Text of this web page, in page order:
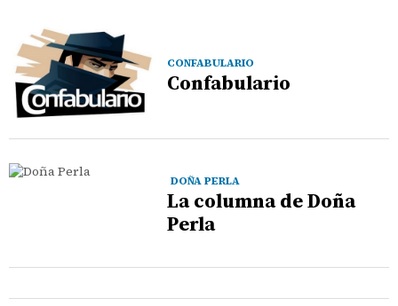
CONFABULARIO
Confabulario
DOÑA PERLA
La columna de Doña
Perla